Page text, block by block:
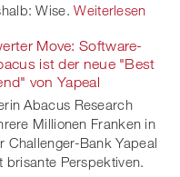
Wise. Weiterlesen
Move: Software-
ist der neue "Best
von Yapeal
Abacus Research
Millionen Franken in
Challenger-Bank Yapeal
brisante Perspektiven.